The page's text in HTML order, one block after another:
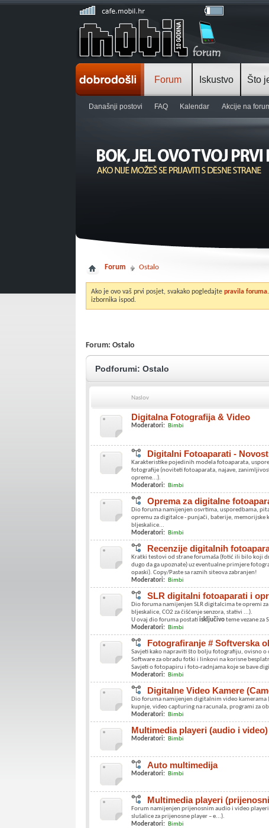
Forum
Današnji postovi FAQ Kalendar Akcije na
Iskustvo Što
Forum Ostalo
Ako je ovo vaš prvi posjet, svakako pogledajte pravila foruma
izbornika ispod.
Forum: Ostalo
Podforumi: Ostalo
Naslov
Digitalna Fotografija & Video
Moderatori: Bimbi
Digitalni Fotoaparati -
Karakteristike pojedinih modela fotoaparata,
fotografije (noviteti fotoaparata, najave,
opreme...).
Moderatori: Bimbi
Oprema za digitalne
Dio foruma namijenjen osvrtima, usporedbama,
opremu za digitalce - punjači, baterije,
bljeskalice...
Moderatori: Bimbi
Recenzije digitalnih
Kratki testovi od strane forumaša (fotić ili bilo koji
dugo da ga upoznate) uz eventualne primjere
opaski). Copy/Paste sa raznih siteova zabranjen!
Moderatori: Bimbi
SLR digitalni fotoaparati i
Dio foruma namijenjen SLR digitalcima te opremi
bljeskalice, CO2 za čišćenje senzora, stativi ...).
U ovaj dio foruma postatiisključivoteme vezane za
Moderatori: Bimbi
Fotografiranje # Softverska
Savjeti kako napraviti što bolju fotografiju, ovisno o
Software za obradu fotki i linkovi na korisne
Savjeti o fotopapiru i foto-radnjama koje se bave
Moderatori: Bimbi
Digitalne Video Kamere
Dio foruma namijenjen digitalnim video
kupnje, video capturing na racunala, programi za
Moderatori: Bimbi
Multimedia playeri (audio i
Moderatori: Bimbi
Auto multimedija
Moderatori: Bimbi
Multimedia playeri
Forum namijenjen prijenosnim audio i video
slušalice za prijenosne player – e...).
Moderatori: Bimbi